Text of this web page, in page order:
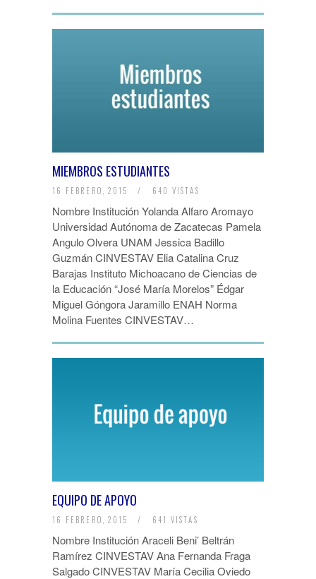
MIEMBROS ESTUDIANTES
16 FEBRERO, 2015 / 640 VISTAS
Nombre Institución Yolanda Alfaro Aromayo
Universidad Autónoma de Zacatecas Pamela
Angulo Olvera UNAM Jessica Badillo
Guzmán CINVESTAV Elia Catalina Cruz
Barajas Instituto Michoacano de Ciencias de
la Educación “José María Morelos” Édgar
Miguel Góngora Jaramillo ENAH Norma
Molina Fuentes CINVESTAV…
EQUIPO DE APOYO
16 FEBRERO, 2015 / 641 VISTAS
Nombre Institución Araceli Beni’ Beltrán
Ramírez CINVESTAV Ana Fernanda Fraga
Salgado CINVESTAV María Cecilia Oviedo